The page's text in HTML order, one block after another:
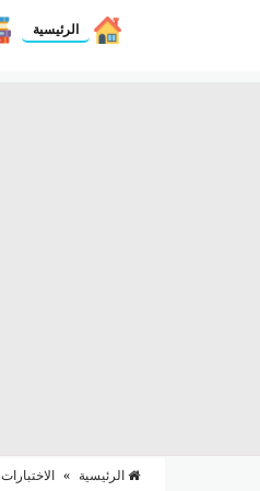
الرئيسية
الرئيسية » الاختبارات